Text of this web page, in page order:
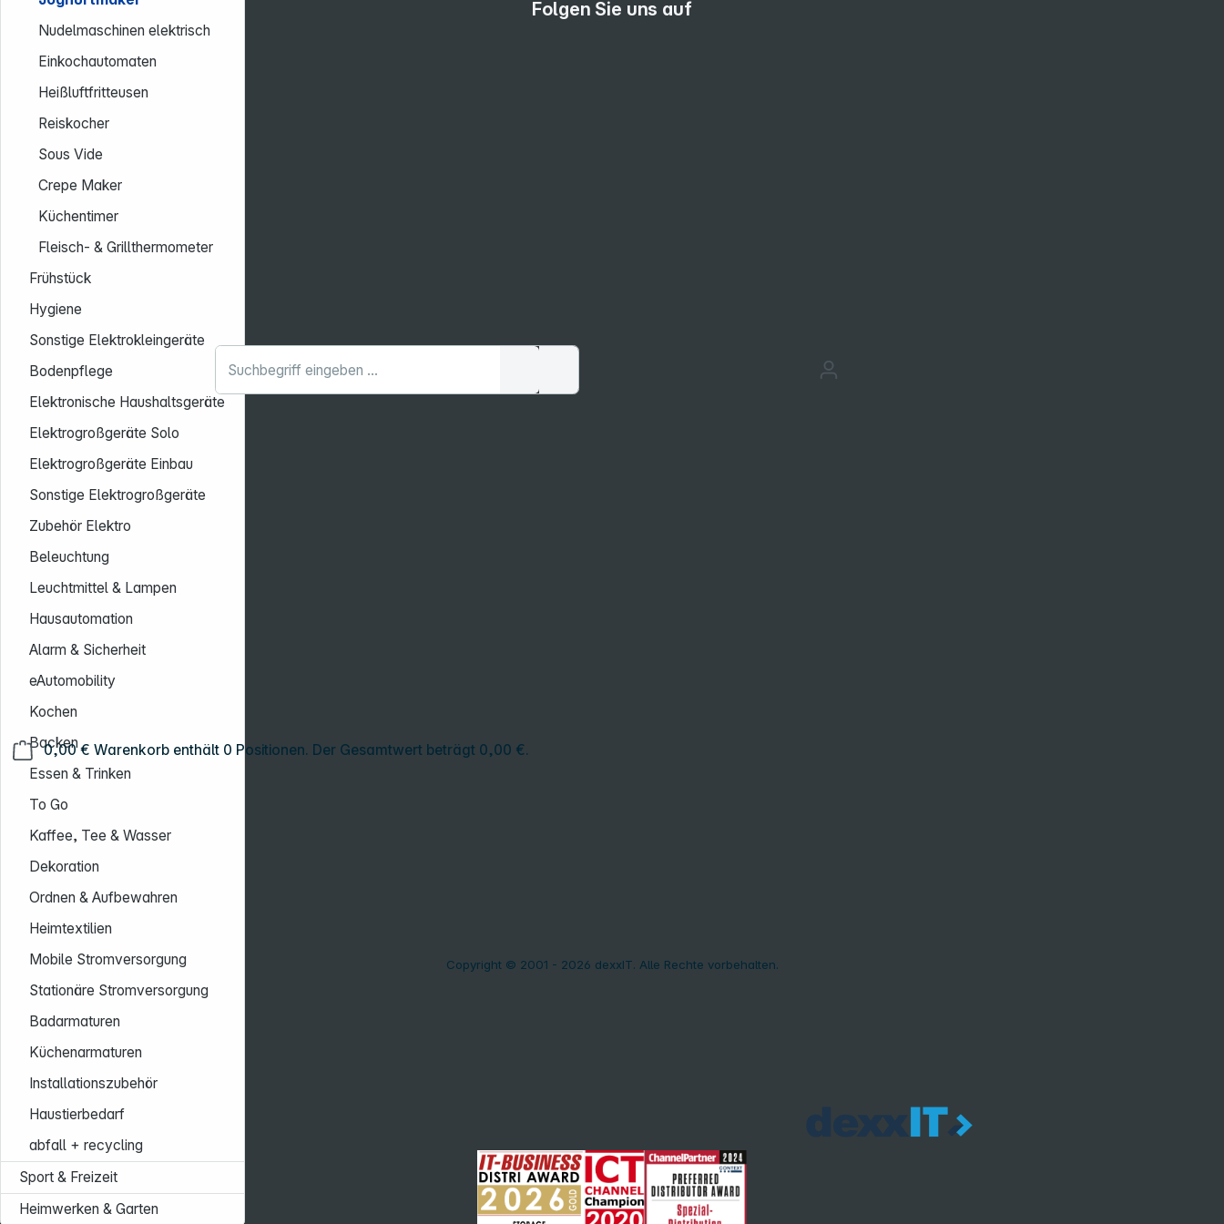
0,00 € Warenkorb enthält 0 Positionen. Der Gesamtwert beträgt 0,00 €.
Nudelmaschinen elektrisch
Einkochautomaten
Heißluftfritteusen
Reiskocher
Sous Vide
Crepe Maker
Küchentimer
Fleisch- & Grillthermometer
Frühstück
Hygiene
Sonstige Elektrokleingeräte
Bodenpflege
Elektronische Haushaltsgeräte
Elektrogroßgeräte Solo
Elektrogroßgeräte Einbau
Sonstige Elektrogroßgeräte
Zubehör Elektro
Beleuchtung
Leuchtmittel & Lampen
Hausautomation
Alarm & Sicherheit
eAutomobility
Kochen
Backen
Essen & Trinken
To Go
Kaffee, Tee & Wasser
Dekoration
Ordnen & Aufbewahren
Heimtextilien
Mobile Stromversorgung
Stationäre Stromversorgung
Badarmaturen
Küchenarmaturen
Installationszubehör
Haustierbedarf
abfall + recycling
Sport & Freizeit
Heimwerken & Garten
Folgen Sie uns auf
Copyright © 2001 - 2026 dexxIT. Alle Rechte vorbehalten.